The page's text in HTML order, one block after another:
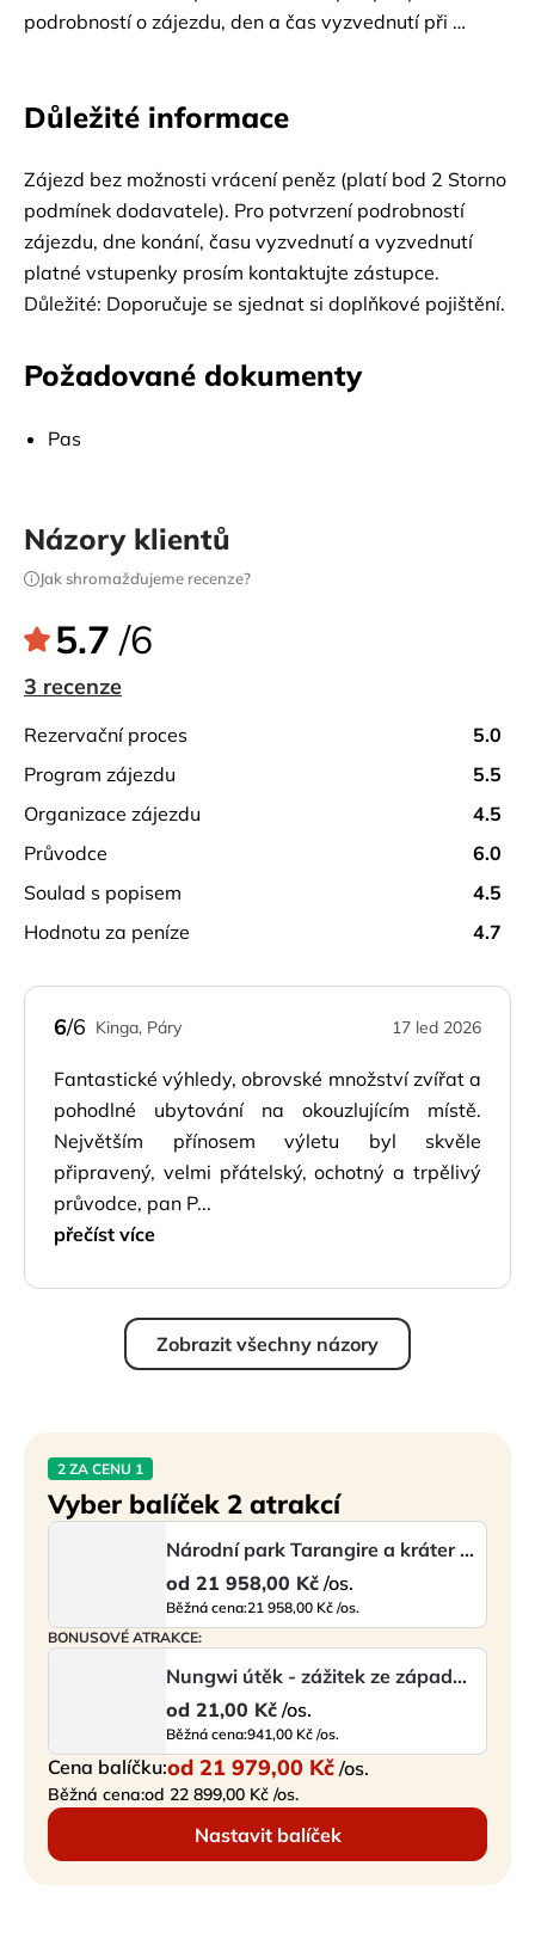
podrobností o zájezdu, den a čas vyzvednutí při
Důležité informace
Zájezd bez možnosti vrácení peněz (platí bod 2 Storno
podmínek dodavatele). Pro potvrzení podrobností
zájezdu, dne konání, času vyzvednutí a vyzvednutí
platné vstupenky prosím kontaktujte zástupce.
Důležité: Doporučuje se sjednat si doplňkové pojištění.
Požadované dokumenty
Pas
Názory klientů
Jak shromažďujeme recenze?
5.7 /6
3 recenze
rezervační proces
5.0
program zájezdu
5.5
organizace zájezdu
4.5
průvodce
6.0
soulad s popisem
4.5
hodnotu za peníze
4.7
6/6 Kinga, Páry 17 led 2026
Fantastické výhledy, obrovské množství zvířat a
pohodlné ubytování na okouzlujícím místě.
Největším přínosem výletu byl skvěle
připravený, velmi přátelský, ochotný a trpělivý
průvodce, pan P...
přečíst více
Zobrazit všechny názory
2 ZA CENU 1
Vyber balíček 2 atrakcí
Národní park Tarangire a kráter Ngorongoro – 2 dny
od 21 958,00 Kč /os.
Běžná cena:21 958,00 Kč /os.
BONUSOVÉ ATRAKCE:
Nungwi útěk - zážitek ze západu slunce
od 21,00 Kč /os.
Běžná cena:941,00 Kč /os.
Cena balíčku:od 21 979,00 Kč /os.
Běžná cena:od 22 899,00 Kč /os.
Nastavit balíček